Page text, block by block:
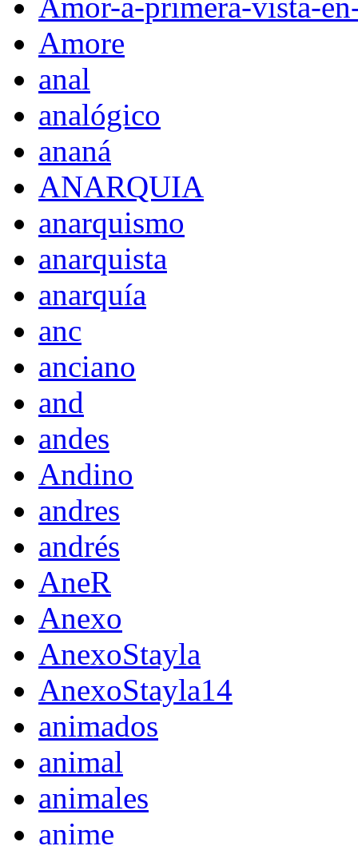
Amor-a-primera-vista-
Amore
anal
analógico
ananá
ANARQUIA
anarquismo
anarquista
anarquía
anc
anciano
and
andes
Andino
andres
andrés
AneR
Anexo
AnexoStayla
AnexoStayla14
animados
animal
animales
anime